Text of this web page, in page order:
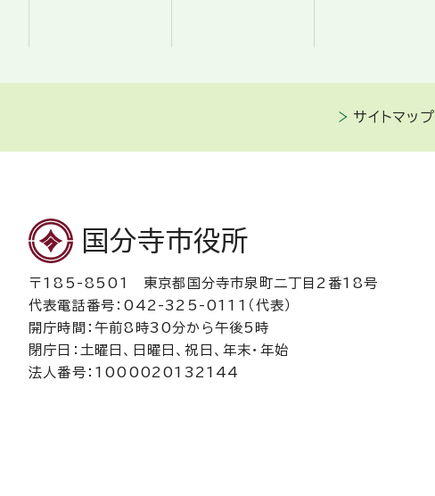
サイトマップ
国分寺市役所
〒185-8501 東京都国分寺市泉町二丁目2番18号
代表電話番号：042-325-0111（代表）
開庁時間：午前8時30分から午後5時
閉庁日：土曜日、日曜日、祝日、年末・年始
法人番号：1000020132144